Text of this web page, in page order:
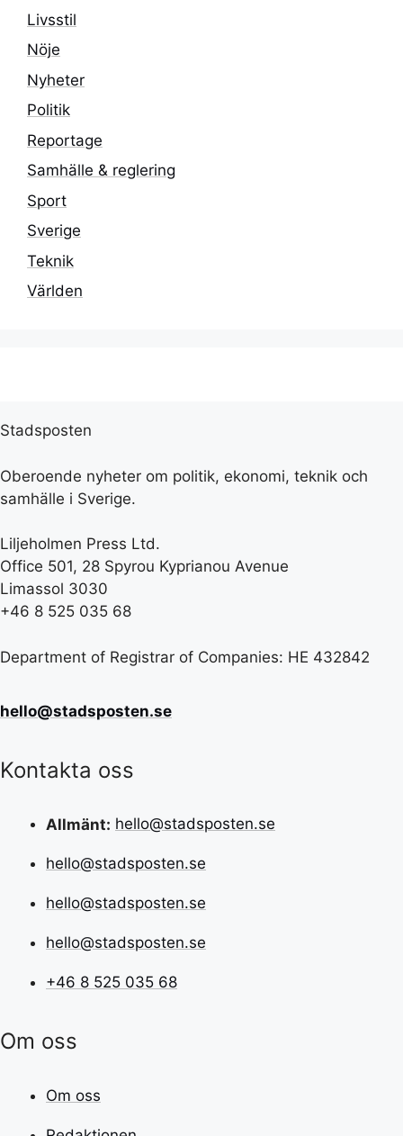
Livsstil
Nöje
Nyheter
Politik
Reportage
Samhälle & reglering
Sport
Sverige
Teknik
Världen
Stadsposten
Oberoende nyheter om politik, ekonomi, teknik och
samhälle i Sverige.
Liljeholmen Press Ltd.
Office 501, 28 Spyrou Kyprianou Avenue
Limassol 3030
+46 8 525 035 68
Department of Registrar of Companies: HE 432842
hello@stadsposten.se
Kontakta oss
Allmänt: hello@stadsposten.se
hello@stadsposten.se
hello@stadsposten.se
hello@stadsposten.se
+46 8 525 035 68
Om oss
Om oss